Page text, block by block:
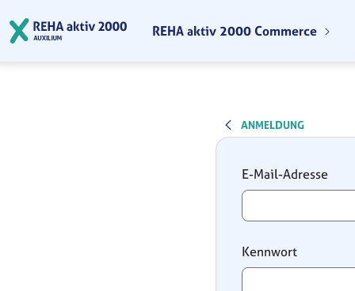
REHA aktiv 2000 Commerce
ANMELDUNG
Anmeldung
E-Mail-Adresse
Kennwort